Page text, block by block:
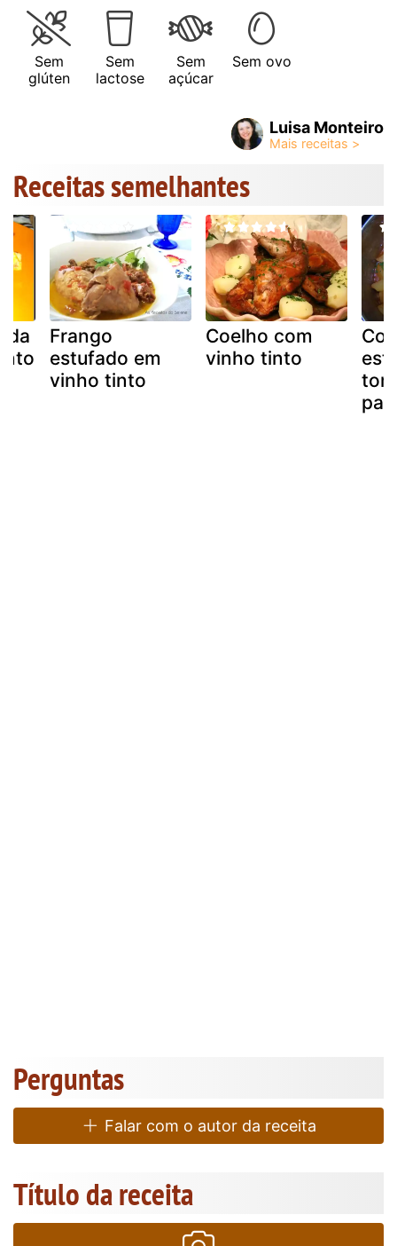
Sem
glúten
Sem
lactose
Sem
açúcar
Sem ovo
Luisa Monteiro
Receitas semelhantes
Frango
estufado em
vinho tinto
Coelho com
vinho tinto
Perguntas
Falar com o autor da receita
Título da receita